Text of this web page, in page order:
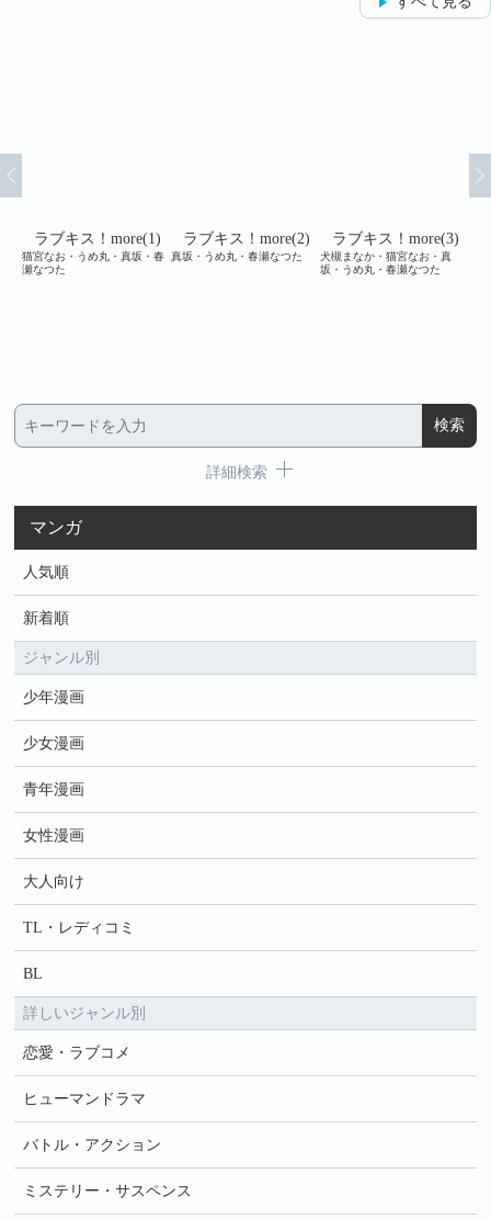
ラブキス！more(1)
猫宮なお・うめ丸・真坂・春
瀬なつた
ラブキス！more(2)
真坂・うめ丸・春瀬なつた
ラブキス！more(3)
犬槻まなか・猫宮なお・真
坂・うめ丸・春瀬なつた
詳細検索
マンガ
人気順
新着順
ジャンル別
少年漫画
少女漫画
青年漫画
女性漫画
大人向け
TL・レディコミ
BL
詳しいジャンル別
恋愛・ラブコメ
ヒューマンドラマ
バトル・アクション
ミステリー・サスペンス